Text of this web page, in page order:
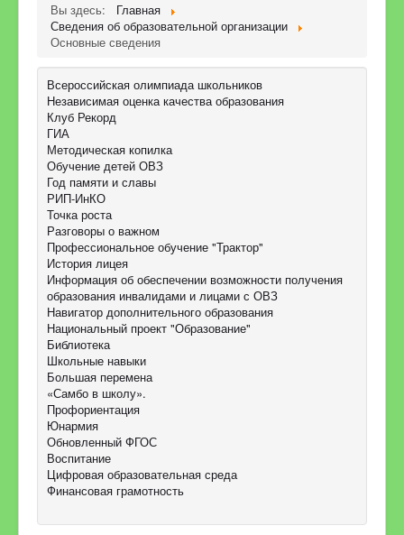
Вы здесь:
Главная
Сведения об образовательной организации
Основные сведения
Всероссийская олимпиада школьников
Независимая оценка качества образования
Клуб Рекорд
ГИА
Методическая копилка
Обучение детей ОВЗ
Год памяти и славы
РИП-ИнКО
Точка роста
Разговоры о важном
Профессиональное обучение "Трактор"
История лицея
Информация об обеспечении возможности получения
образования инвалидами и лицами с ОВЗ
Навигатор дополнительного образования
Национальный проект "Образование"
Библиотека
Школьные навыки
Большая перемена
«Самбо в школу».
Профориентация
Юнармия
Обновленный ФГОС
Воспитание
Цифровая образовательная среда
Финансовая грамотность